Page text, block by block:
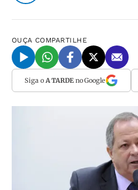
OUÇA COMPARTILHE
Siga o A TARDEno Google